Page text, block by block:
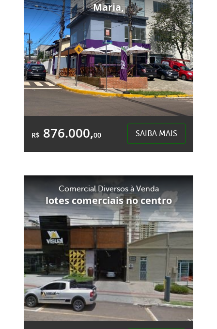
Dist. Industrial Sergio Davi - Xaxim
Maria,
R$ 876.000,00 SAIBA MAIS
141,98m²
Privativa:
103,60m²
Santa Maria - Chapecó
Comercial Diversos à Venda
lotes comerciais no centro